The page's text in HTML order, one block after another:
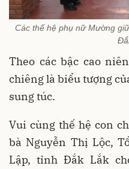
Các thế hệ phụ nữ Mường
Theo các bậc cao
chiêng là biểu tượng
sung túc.
Vui cùng thế hệ con
bà Nguyễn Thị Lộc,
Lập, tỉnh Đắk Lắk